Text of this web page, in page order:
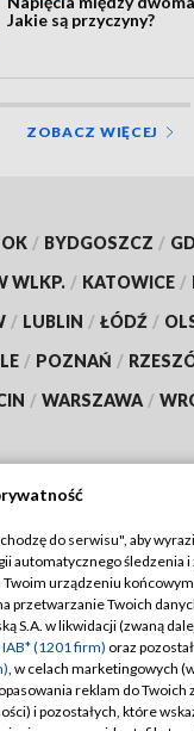
Jakie są przyczyny?
ZOBACZ WIĘCEJ
/ BYDGOSZCZ /
WLKP. / KATOWICE /
/ LUBLIN / ŁÓDŹ /
/ POZNAŃ /
/ WARSZAWA /
TVP
TVP
Cyfrowa
Regulamin TVP
Polityka prywatności
Moje zgody
Pomoc
do serwisu", aby
automatycznego śledzenia i
urządzeniu
przetwarzanie Twoich
S.A. w likwidacji (zwaną
(1201 firm) oraz
, w celach marketingowych
reklam do Twoich
i pozostałych, które